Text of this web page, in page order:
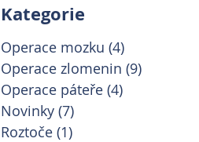
Kategorie
Operace mozku (4)
Operace zlomenin (9)
Operace páteře (4)
Novinky (7)
Roztoče (1)